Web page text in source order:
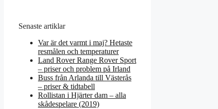
Senaste artiklar
Var är det varmt i maj? Hetaste
resmålen och temperaturer
Land Rover Range Rover Sport
– priser och problem på Irland
Buss från Arlanda till Västerås
– priser & tidtabell
Rollistan i Hjärter dam – alla
skådespelare (2019)